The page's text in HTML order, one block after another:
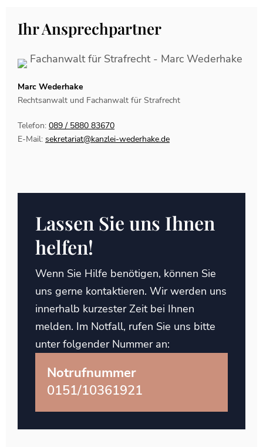
Ihr Ansprechpartner
Marc Wederhake
Rechtsanwalt und Fachanwalt für Strafrecht
Telefon: 089 / 5880 83670
E-Mail: sekretariat@kanzlei-wederhake.de
Lassen Sie uns Ihnen
helfen!
Wenn Sie Hilfe benötigen, können Sie
uns gerne kontaktieren. Wir werden uns
innerhalb kurzester Zeit bei Ihnen
melden. Im Notfall, rufen Sie uns bitte
unter folgender Nummer an:
Notrufnummer
0151/10361921